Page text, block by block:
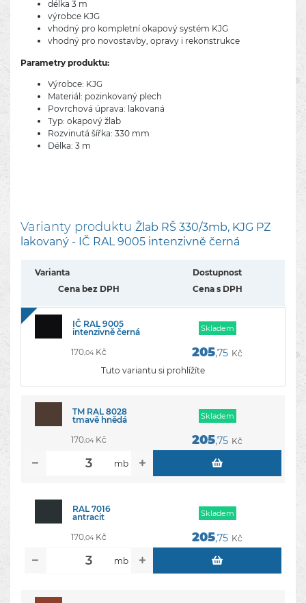
délka 3 m
výrobce KJG
vhodný pro kompletní okapový systém KJG
vhodný pro novostavby, opravy i rekonstrukce
Parametry produktu:
Výrobce: KJG
Materiál: pozinkovaný plech
Povrchová úprava: lakovaná
Typ: okapový žlab
Rozvinutá šířka: 330 mm
Délka: 3 m
Varianty produktu Žlab RŠ 330/3mb, KJG PZ
lakovaný - IČ RAL 9005 intenzivně černá
Varianta
Dostupnost
Cena bez DPH
Cena s DPH
IČ RAL 9005
intenzivně černá
Skladem
170,04 Kč 205,75 Kč
Tuto variantu si prohlížíte
TM RAL 8028
tmavě hnědá
Skladem
170,04 Kč 205,75 Kč
mb
RAL 7016
antracit
Skladem
170,04 Kč 205,75 Kč
mb